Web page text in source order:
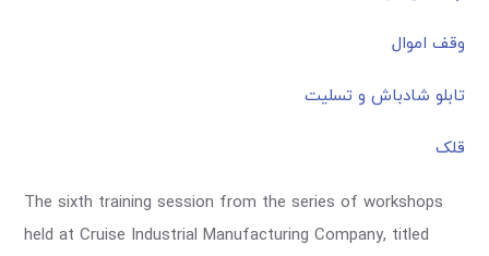
وقف اموال
تابلو شادباش و تسلیت
قلک
The sixth training session from the series of workshops
held at Cruise Industrial Manufacturing Company, titled